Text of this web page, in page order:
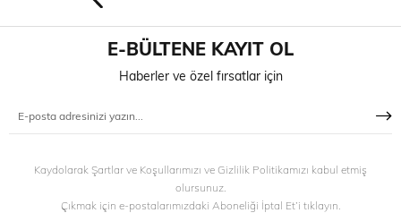
E-BÜLTENE KAYIT OL
Haberler ve özel fırsatlar için
Kaydolarak Şartlar ve Koşullarımızı ve Gizlilik Politikamızı kabul etmiş
olursunuz.
Çıkmak için e-postalarımızdaki Aboneliği İptal Et’i tıklayın.